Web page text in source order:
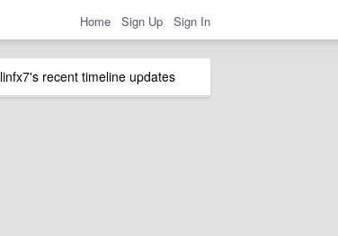
Home Sign Up Sign In
linfx7's recent timeline updates